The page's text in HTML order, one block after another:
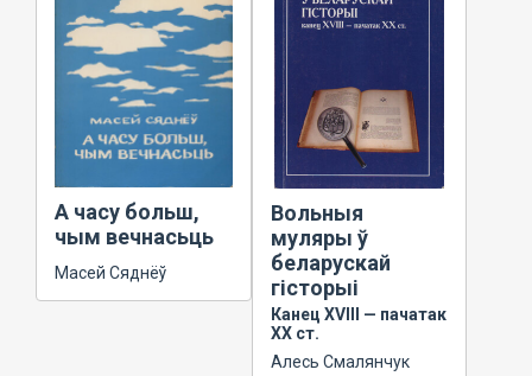
А часу больш,
чым вечнасьць
Масей Сяднёў
Вольныя
муляры ў
беларускай
гісторыі
Канец XVIII — пачатак
XX ст.
Алесь Смалянчук